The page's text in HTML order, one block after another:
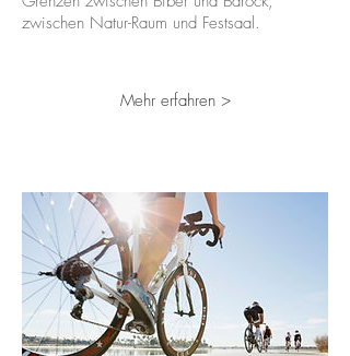
zwischen Natur-Raum und Festsaal.
Mehr erfahren >